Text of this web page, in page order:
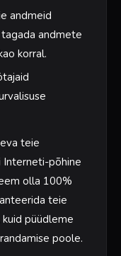
andmeid
andmete
korral.
teie
Interneti-põhine
olla 100%
teie
püüdleme
poole.